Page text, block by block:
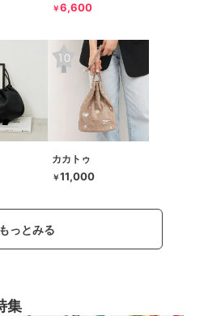
￥6,600
カカトゥ
￥11,000
もっとみる
集